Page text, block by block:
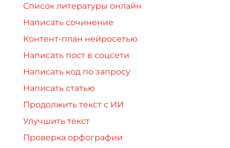
Список литературы онлайн
Написать сочинение
Контент-план нейросетью
Написать пост в соцсети
Написать код по запросу
Написать статью
Продолжить текст с ИИ
Улучшить текст
Проверка орфографии